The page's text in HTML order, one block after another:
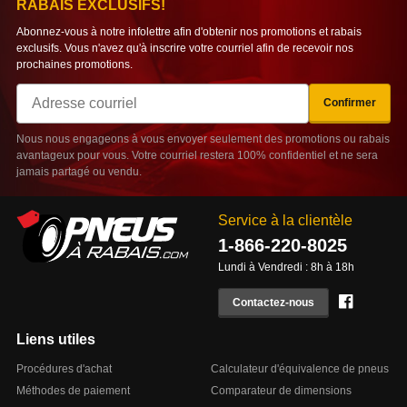
Service à la clientèle
1-866-220-8025
Lundi à Vendredi : 8h à 18h
Contactez-nous
Liens utiles
Procédures d'achat
Méthodes de paiement
Calculateur d'équivalence de pneus
Comparateur de dimensions
RABAIS EXCLUSIFS!
Abonnez-vous à notre infolettre afin d'obtenir nos promotions et rabais
exclusifs. Vous n'avez qu'à inscrire votre courriel afin de recevoir nos
prochaines promotions.
Courriel
Confirmer
Nous nous engageons à vous envoyer seulement des promotions ou rabais
avantageux pour vous. Votre courriel restera 100% confidentiel et ne sera
jamais partagé ou vendu.